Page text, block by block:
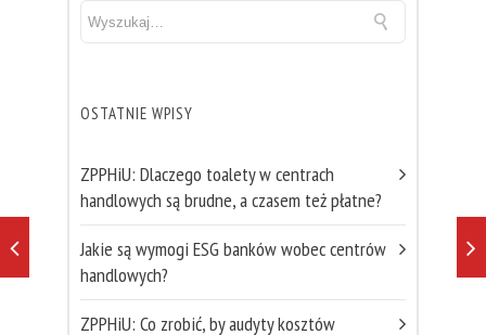
OSTATNIE WPISY
ZPPHiU: Dlaczego toalety w centrach
handlowych są brudne, a czasem też płatne?
Jakie są wymogi ESG banków wobec centrów
handlowych?
ZPPHiU: Co zrobić, by audyty kosztów